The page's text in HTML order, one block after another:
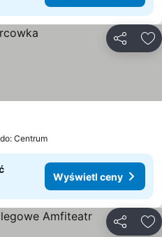
Centrum
Wyświetl ceny